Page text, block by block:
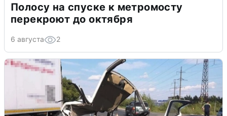
Полосу на спуске к метромосту
перекроют до октября
6 августа 2